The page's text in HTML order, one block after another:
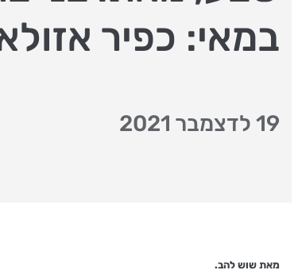
במאי: כפיר
19 לדצמבר 2021
מאת שוש להב.